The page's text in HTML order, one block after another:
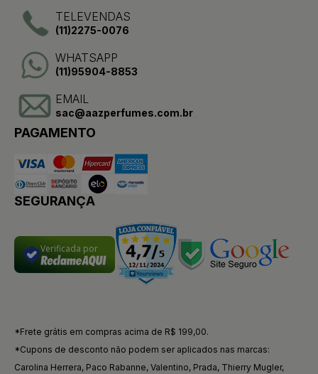
TELEVENDAS
(11)2275-0076
WHATSAPP
(11)95904-8853
EMAIL
sac@aazperfumes.com.br
PAGAMENTO
SEGURANÇA
Verificada por
*Frete grátis em compras acima de R$ 199,00.
*Cupons de desconto não podem ser aplicados nas marcas:
Carolina Herrera, Paco Rabanne, Valentino, Prada, Thierry Mugler,